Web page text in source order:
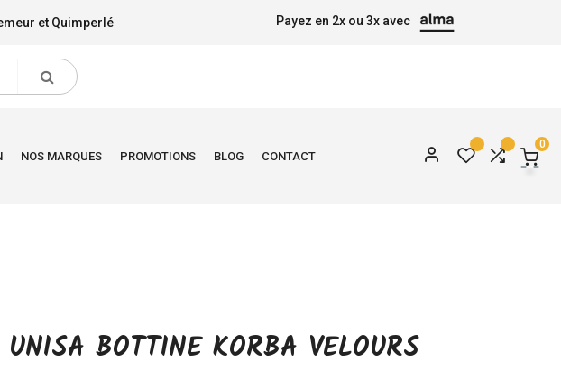
et Quimperlé Payez en 2x ou 3x avec
NOS MARQUES PROMOTIONS BLOG CONTACT
0
UNISA BOTTINE KORBA VELOURS